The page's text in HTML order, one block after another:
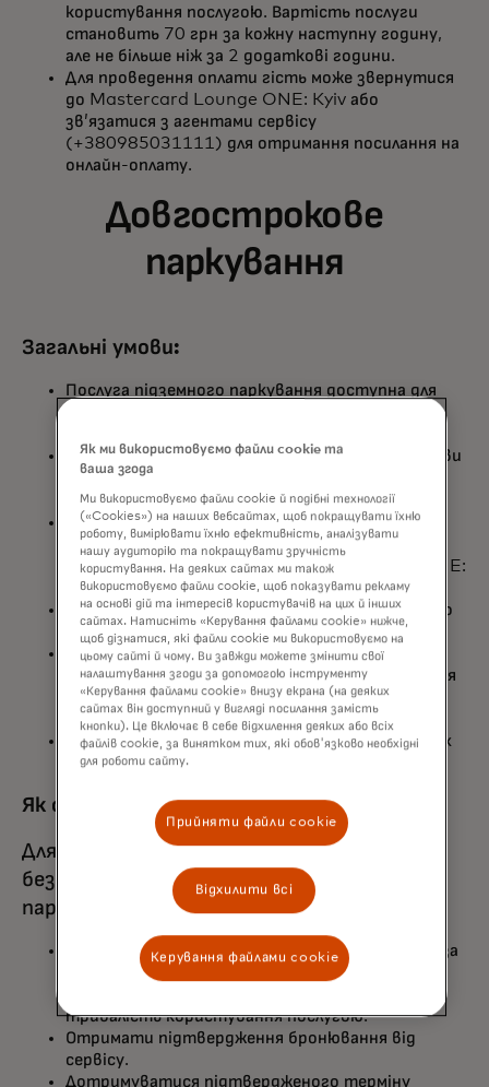
користування послугою. Вартість послуги
становить 70 грн за кожну наступну годину,
але не більше ніж за 2 додаткові години.
Для проведення оплати гість може звернутися
до Mastercard Lounge ONE: Kyiv або
зв’язатися з агентами сервісу
(+380985031111) для отримання посилання на
онлайн-оплату.
Довгострокове
паркування
Загальні умови:
Послуга підземного паркування доступна для
Користування паркінгом можливе лише за умови
попереднього бронювання місця через
сервісу.opens in a new tab
Для підтвердження права на користування
послугою гостю необхідно отримати
паркувальний талон у Mastercard Lounge ONE:
Kyiv.
Гостям надається можливість безкоштовного
паркування максимальним строком 3 доби.
У разі перевищення безкоштовного періоду
подальше користування паркінгом оплачується
відповідно до чинного тарифу — 350 грн за
кожну наступну добу.
Паркування здійснюється за наявності вільних
місць та підтвердженого бронювання.
Як скористатися пропозицією:
Для користування послугою
безкоштовного довгострокового
паркування гостю необхідно:
Забронювати послугу на сайті не пізніше ніж за
24 години до запланованого заїзду на паркінг,
тривалість користування послугою.
Отримати підтвердження бронювання від
сервісу.
Дотримуватися підтвердженого терміну
Як ми використовуємо файли cookie та
ваша згода
Ми використовуємо файли cookie й подібні технології
(«Cookies») на наших вебсайтах, щоб покращувати їхню
роботу, вимірювати їхню ефективність, аналізувати
нашу аудиторію та покращувати зручність
користування. На деяких сайтах ми також
використовуємо файли cookie, щоб показувати рекламу
на основі дій та інтересів користувачів на цих й інших
сайтах. Натисніть «Керування файлами cookie» нижче,
щоб дізнатися, які файли cookie ми використовуємо на
цьому сайті й чому. Ви завжди можете змінити свої
налаштування згоди за допомогою інструменту
«Керування файлами cookie» внизу екрана (на деяких
сайтах він доступний у вигляді посилання замість
кнопки). Це включає в себе відхилення деяких або всіх
файлів cookie, за винятком тих, які обов'язково необхідні
для роботи сайту.
Прийняти файли cookie
Відхилити всі
Керування файлами cookie